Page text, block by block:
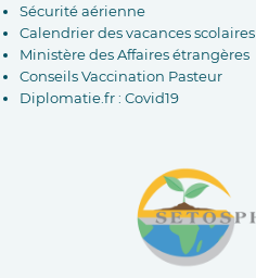
Sécurité aérienne
Calendrier des vacances scolaires
Ministère des Affaires étrangères
Conseils Vaccination Pasteur
Diplomatie.fr : Covid19